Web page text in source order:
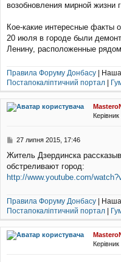
возобновления мирной жизни
Кое-какие интересные факты
20 июля в городе были
Ленину, расположенные
Правила Форуму Донбасу |
Постапокаліптичний портал
Керівник
П
в
і
д
л
е
н
н
я
27 липня 2015, 17:46
Житель Дзердинска
обстреливают город:
http://www.youtube.com/
Правила Форуму Донбасу |
Постапокаліптичний портал
Керівник